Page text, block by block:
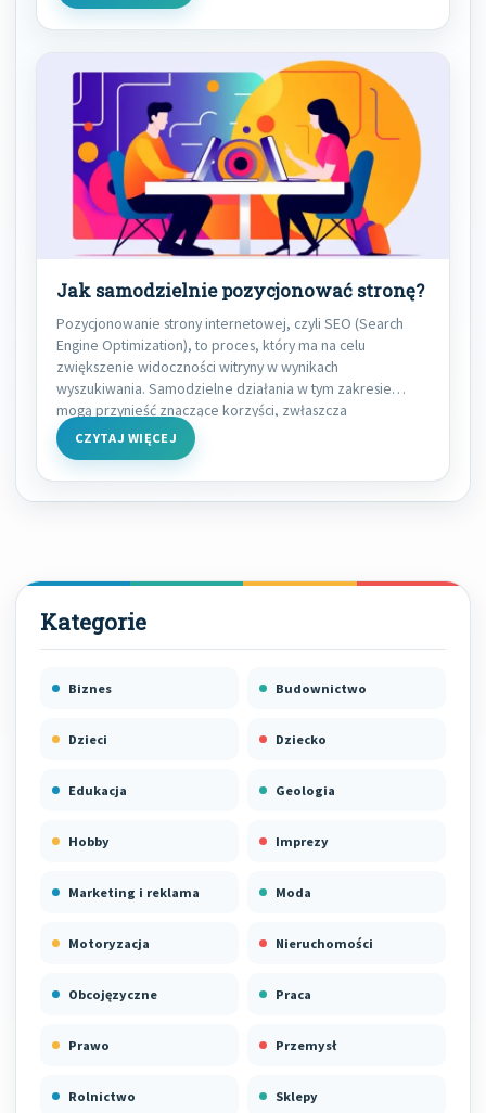
Jak samodzielnie pozycjonować stronę?
Pozycjonowanie strony internetowej, czyli SEO (Search
Engine Optimization), to proces, który ma na celu
zwiększenie widoczności witryny w wynikach
wyszukiwania. Samodzielne działania w tym zakresie
mogą przynieść znaczące korzyści, zwłaszcza
CZYTAJ WIĘCEJ
Biznes Budownictwo
Dzieci Dziecko
Edukacja Geologia
Hobby Imprezy
Marketing i reklama Moda
Motoryzacja Nieruchomości
Obcojęzyczne Praca
Prawo Przemysł
Rolnictwo Sklepy